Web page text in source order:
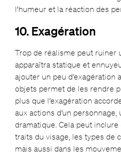
l’humeur et la réaction des
10. Exagération
Trop de réalisme peut ruiner
apparaîtra statique et
ajouter un peu d’exagération
objets permet de les rendre
plus que l’exagération
aux actions d’un
dramatique. Cela peut
traits du visage, les types de
mais aussi dans les